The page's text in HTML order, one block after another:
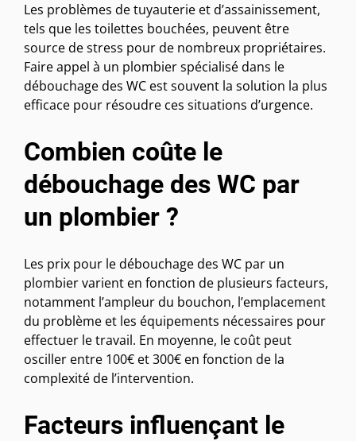
Les problèmes de tuyauterie et d’assainissement,
tels que les toilettes bouchées, peuvent être
source de stress pour de nombreux propriétaires.
Faire appel à un plombier spécialisé dans le
débouchage des WC est souvent la solution la plus
efficace pour résoudre ces situations d’urgence.
Combien coûte le
débouchage des WC par
un plombier ?
Les prix pour le débouchage des WC par un
plombier varient en fonction de plusieurs facteurs,
notamment l’ampleur du bouchon, l’emplacement
du problème et les équipements nécessaires pour
effectuer le travail. En moyenne, le coût peut
osciller entre 100€ et 300€ en fonction de la
complexité de l’intervention.
Facteurs influençant le